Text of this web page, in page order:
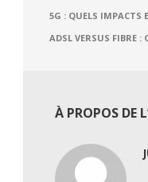
5G : QUELS IMPACTS
ADSL VERSUS FIBRE :
À PROPOS DE